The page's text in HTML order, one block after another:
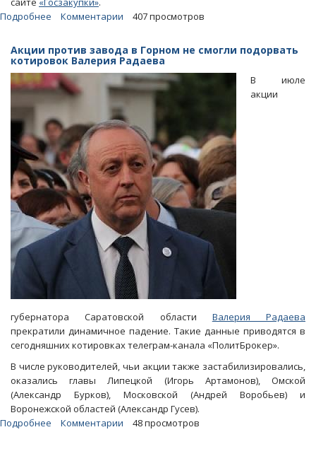
Подробнее
Горном.
«РосРАО»
выделило
деньги
на
работу
с
согласованными
блогерами
Комментарии 407 просмотров
Акции против завода в Горном не смогли подорвать
котировок Валерия Радаева
В июле
акции
губернатора Саратовской области Валерия Радаева
прекратили динамичное падение. Такие данные приводятся в
сегодняшних котировках телеграм-канала «ПолитБрокер».
В числе руководителей, чьи акции также застабилизировались,
оказались главы Липецкой (Игорь Артамонов), Омской
(Александр Бурков), Московской (Андрей Воробьев) и
Воронежской областей (Александр Гусев).
Подробнее
Комментарии 48 просмотров